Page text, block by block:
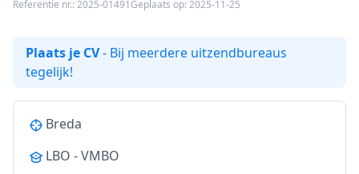
Referentie nr.: 2025-01491Geplaats op: 2025-11-25
Plaats je CV- Bij meerdere uitzendbureaus
tegelijk!
Breda
LBO - VMBO